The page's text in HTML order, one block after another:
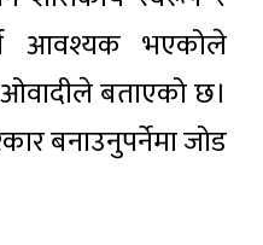
आवश्यक भएकोले
बताएको छ।
बनाउनुपर्नेमा जोड